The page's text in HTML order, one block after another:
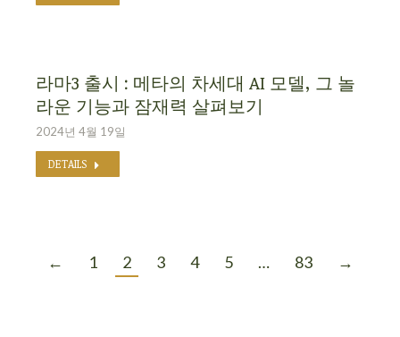
라마3 출시 : 메타의 차세대 AI 모델, 그 놀
라운 기능과 잠재력 살펴보기
2024년 4월 19일
DETAILS
← 1 2 3 4 5 … 83 →